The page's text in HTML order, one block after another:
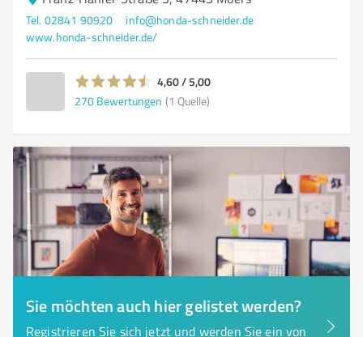
Tel. 02841 90920
info@honda-schneider.de
www.honda-schneider.de/
4,60 / 5,00
270 Bewertungen (1 Quelle)
Sie möchten auch hier gelistet werden?
Registrieren Sie sich jetzt und werden Sie ein von